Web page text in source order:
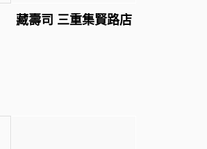
藏壽司 三重集賢路店